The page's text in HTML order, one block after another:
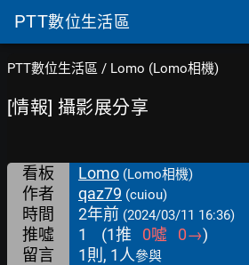
PTT數位生活區
PTT數位生活區 / Lomo (Lomo相機)
[情報] 攝影展分享
看板 Lomo (Lomo相機)
作者 qaz79 (cuiou)
時間 2年前 (2024/03/11 16:36)
推噓 1 (1推 0噓 0→)
留言
1則, 1人參與